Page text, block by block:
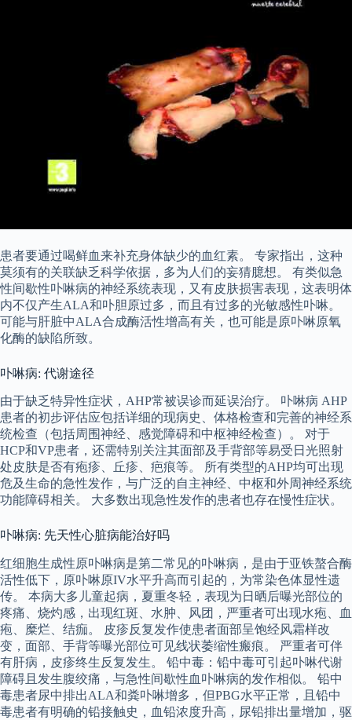
患者要通过喝鲜血来补充身体缺少的血红素。 专家指出，这种
莫须有的关联缺乏科学依据，多为人们的妄猜臆想。 有类似急
性间歇性卟啉病的神经系统表现，又有皮肤损害表现，这表明体
内不仅产生ALA和卟胆原过多，而且有过多的光敏感性卟啉。
可能与肝脏中ALA合成酶活性增高有关，也可能是原卟啉原氧
化酶的缺陷所致。
卟啉病: 代谢途径
由于缺乏特异性症状，AHP常被误诊而延误治疗。 卟啉病 AHP
患者的初步评估应包括详细的现病史、体格检查和完善的神经系
统检查（包括周围神经、感觉障碍和中枢神经检查）。 对于
HCP和VP患者，还需特别关注其面部及手背部等易受日光照射
处皮肤是否有疱疹、丘疹、疤痕等。 所有类型的AHP均可出现
危及生命的急性发作，与广泛的自主神经、中枢和外周神经系统
功能障碍相关。 大多数出现急性发作的患者也存在慢性症状。
卟啉病: 先天性心脏病能治好吗
红细胞生成性原卟啉病是第二常见的卟啉病，是由于亚铁螯合酶
活性低下，原卟啉原IV水平升高而引起的，为常染色体显性遗
传。 本病大多儿童起病，夏重冬轻，表现为日晒后曝光部位的
疼痛、烧灼感，出现红斑、水肿、风团，严重者可出现水疱、血
疱、糜烂、结痂。 皮疹反复发作使患者面部呈饱经风霜样改
变，面部、手背等曝光部位可见线状萎缩性瘢痕。 严重者可伴
有肝病，皮疹终生反复发生。 铅中毒：铅中毒可引起卟啉代谢
障碍且发生腹绞痛，与急性间歇性血卟啉病的发作相似。 铅中
毒患者尿中排出ALA和粪卟啉增多，但PBG水平正常，且铅中
毒患者有明确的铅接触史，血铅浓度升高，尿铅排出量增加，驱